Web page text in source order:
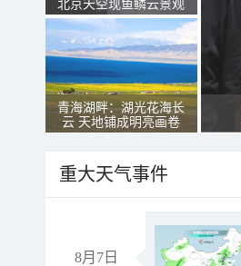
北京天空现鱼鳞云景观
青海湖畔：湖光花海长
云 天地铺成明亮画卷
重大天气事件
8月7日